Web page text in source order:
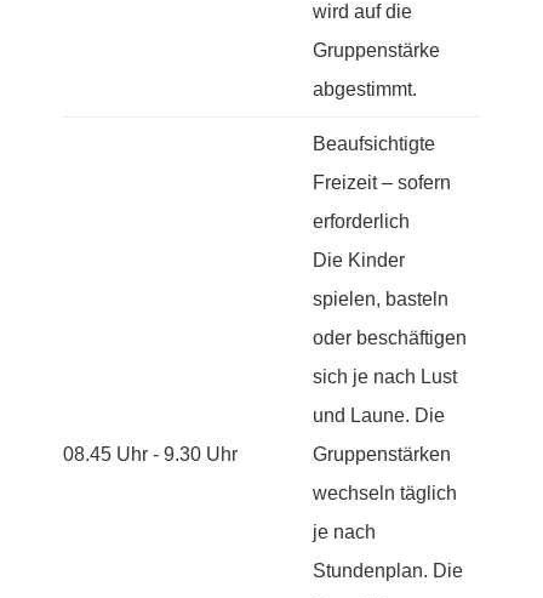
wird auf die
Gruppenstärke
abgestimmt.
08.45 Uhr - 9.30 Uhr
Beaufsichtigte
Freizeit – sofern
erforderlich
Die Kinder
spielen, basteln
oder beschäftigen
sich je nach Lust
und Laune. Die
Gruppenstärken
wechseln täglich
je nach
Stundenplan. Die